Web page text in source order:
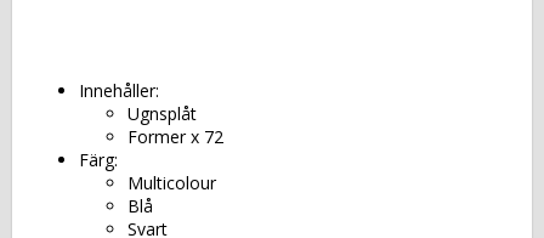
Innehåller:
Ugnsplåt
Former x 72
Färg:
Multicolour
Blå
Svart